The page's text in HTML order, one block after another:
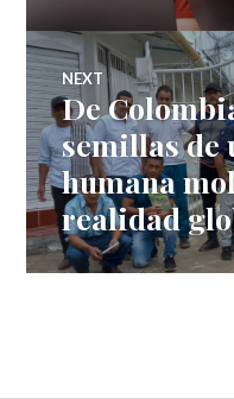
entradas
NEXT
Next
post:
De
semillas de
humana
realidad